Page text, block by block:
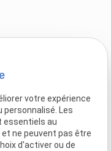
votre expérience
Les
essentiels au
ne peuvent pas être
d'activer ou de